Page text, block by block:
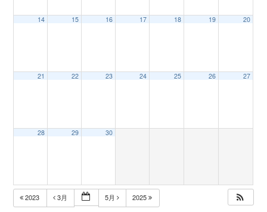
14 15 16 17 18 19 20
21 22 23 24 25 26 27
28 29 30
2023 3月 5月 2025